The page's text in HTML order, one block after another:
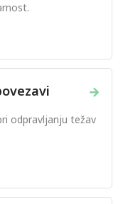
→
odpravljanju težav